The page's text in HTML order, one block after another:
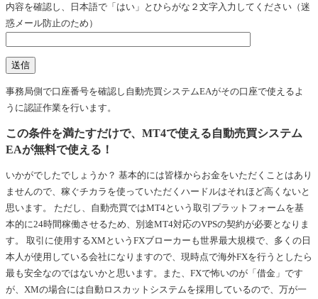
内容を確認し、日本語で「はい」とひらがな２文字入力してください（迷
惑メール防止のため）
事務局側で口座番号を確認し自動売買システムEAがその口座で使えるよ
うに認証作業を行います。
この条件を満たすだけで、MT4で使える自動売買システム
EAが無料で使える！
いかがでしたでしょうか？ 基本的には皆様からお金をいただくことはあり
ませんので、稼ぐチカラを使っていただくハードルはそれほど高くないと
思います。 ただし、自動売買ではMT4という取引プラットフォームを基
本的に24時間稼働させるため、別途MT4対応のVPSの契約が必要となりま
す。 取引に使用するXMというFXブローカーも世界最大規模で、多くの日
本人が使用している会社になりますので、現時点で海外FXを行うとしたら
最も安全なのではないかと思います。また、FXで怖いのが「借金」です
が、XMの場合には自動ロスカットシステムを採用しているので、万が一